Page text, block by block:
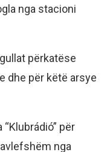
nga stacioni
përkatëse
dhe për këtë arsye
për
nga